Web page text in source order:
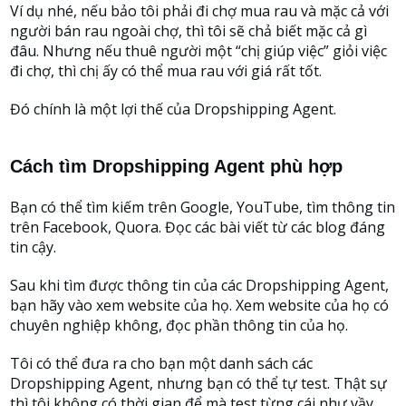
Ví dụ nhé, nếu bảo tôi phải đi chợ mua rau và mặc cả với
người bán rau ngoài chợ, thì tôi sẽ chả biết mặc cả gì
đâu. Nhưng nếu thuê người một “chị giúp việc” giỏi việc
đi chợ, thì chị ấy có thể mua rau với giá rất tốt.
Đó chính là một lợi thế của Dropshipping Agent.
Cách tìm Dropshipping Agent phù hợp
Bạn có thể tìm kiếm trên Google, YouTube, tìm thông tin
trên Facebook, Quora. Đọc các bài viết từ các blog đáng
tin cậy.
Sau khi tìm được thông tin của các Dropshipping Agent,
bạn hãy vào xem website của họ. Xem website của họ có
chuyên nghiệp không, đọc phần thông tin của họ.
Tôi có thể đưa ra cho bạn một danh sách các
Dropshipping Agent, nhưng bạn có thể tự test. Thật sự